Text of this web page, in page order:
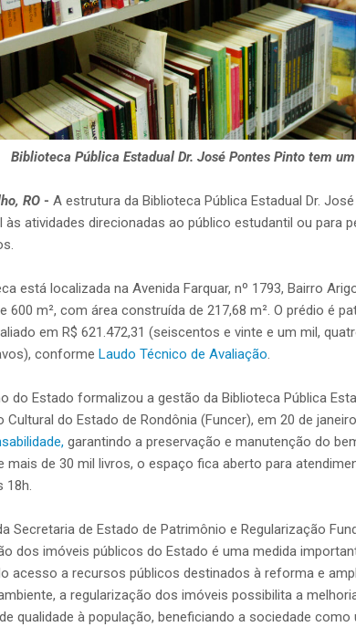
Biblioteca Pública Estadual Dr. José Pontes Pinto tem
RO - A estrutura da Biblioteca Pública Estadual Dr.
às atividades direcionadas ao público estudantil ou para
está localizada na Avenida Farquar, nº 1793, Bairro
600 m², com área construída de 217,68 m². O prédio é
em R$ 621.472,31 (seiscentos e vinte e um mil,
conforme Laudo Técnico de Avaliação.
do Estado formalizou a gestão da Biblioteca Pública
Cultural do Estado de Rondônia (Funcer), em 20 de
garantindo a preservação e manutenção do
mais de 30 mil livros, o espaço fica aberto para
18h.
Secretaria de Estado de Patrimônio e Regularização
dos imóveis públicos do Estado é uma medida
acesso a recursos públicos destinados à reforma e
a regularização dos imóveis possibilita a
qualidade à população, beneficiando a sociedade como